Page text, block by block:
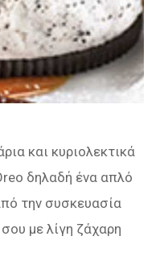
και κυριολεκτικά
δηλαδή ένα απλό
την συσκευασία
με λίγη ζάχαρη